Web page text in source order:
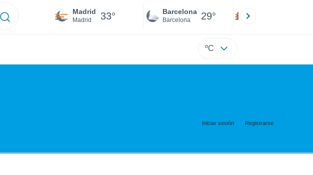
Madrid
Madrid 33° Barcelona
Barcelona 29°
ºC
Iniciar sesión Registrarse